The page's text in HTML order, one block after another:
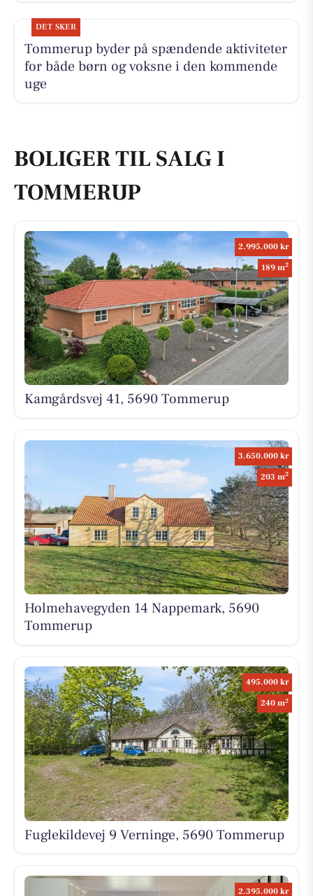
DET SKER
Tommerup byder på spændende aktiviteter
for både børn og voksne i den kommende
uge
BOLIGER TIL SALG I
TOMMERUP
2.995.000 kr
189 m2
Kamgårdsvej 41, 5690 Tommerup
3.650.000 kr
203 m2
Holmehavegyden 14 Nappemark, 5690
Tommerup
495.000 kr
240 m2
Fuglekildevej 9 Verninge, 5690 Tommerup
2.395.000 kr